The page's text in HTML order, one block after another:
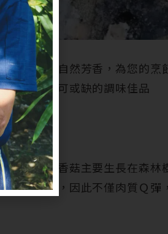
和段木的自然芳香，為您的烹
廚房中不可或缺的調味佳品
？‧
菇。這種香菇主要生長在森林
緩慢成長，因此不僅肉質Ｑ彈